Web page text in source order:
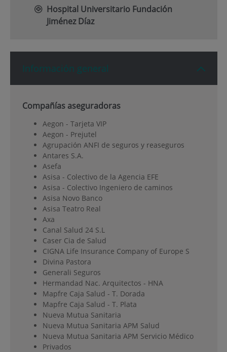
Hospital Universitario Fundación
Jiménez Díaz
Información general
Compañías aseguradoras
Aegon - Tarjeta VIP
Aegon - Prejutel
Agrupación ANFI de seguros y reaseguros
Antares S.A.
Asefa
Asisa - Colectivo de la Agencia EFE
Asisa - Colectivo Ingeniero de caminos
Asisa Novo Banco
Asisa Teatro Real
Axa
Canal Salud 24 S.L
Caser Cia de Salud
CIGNA Life Insurance Company of Europe S
Divina Pastora
Generali Seguros
Hermandad Nac. Arquitectos - HNA
Mapfre Caja Salud - T. Dorada
Mapfre Caja Salud - T. Plata
Nueva Mutua Sanitaria
Nueva Mutua Sanitaria APM Salud
Nueva Mutua Sanitaria APM Servicio Médico
Privados